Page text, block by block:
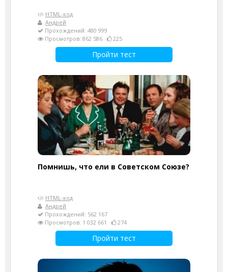
HTML-код
Андрей
Прохождений: 480 999
Просмотров: 862 586
225
Пройти тест
Помнишь, что ели в Советском Союзе?
HTML-код
Андрей
Прохождений: 562 167
Просмотров: 1 032 661
274
Пройти тест